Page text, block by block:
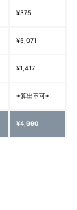
¥375
¥5,071
¥1,417
※算出不可※
¥4,990